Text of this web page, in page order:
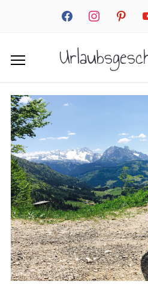
facebookinstagrampinterest